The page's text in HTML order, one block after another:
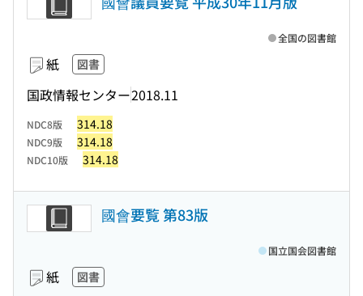
紙 図書
国政情報センター2018.11
全国の図書館
NDC8版 314.18
NDC9版 314.18
NDC10版 314.18
國會要覧 第83版
紙 図書
国立国会図書館